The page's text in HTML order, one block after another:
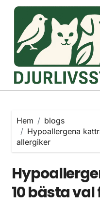
Hoppa
innehåll
Hem
blogs
Hypoallergena
allergiker
10 bästa